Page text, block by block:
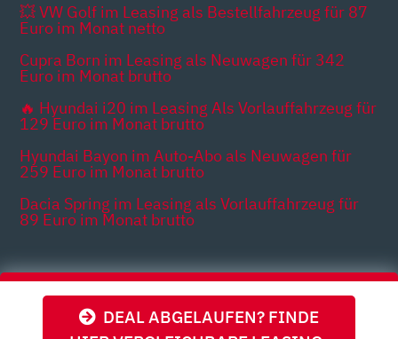
DEAL ABGELAUFEN? FINDE
💥 VW Golf im Leasing als Bestellfahrzeug für 87
Euro im Monat netto
Cupra Born im Leasing als Neuwagen für 342
Euro im Monat brutto
🔥 Hyundai i20 im Leasing Als Vorlauffahrzeug für
129 Euro im Monat brutto
Hyundai Bayon im Auto-Abo als Neuwagen für
259 Euro im Monat brutto
Dacia Spring im Leasing als Vorlauffahrzeug für
89 Euro im Monat brutto